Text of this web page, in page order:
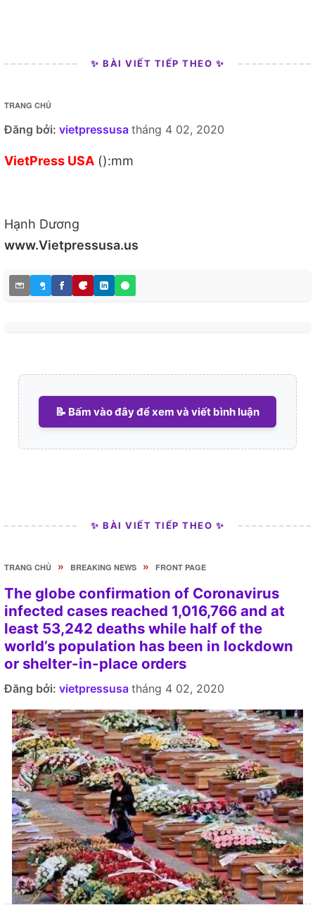
✨ BÀI VIẾT TIẾP THEO ✨
TRANG CHỦ
Đăng bởi: vietpressusa tháng 4 02, 2020
VietPress USA ():mm
Hạnh Dương
www.Vietpressusa.us
📝 Bấm vào đây để xem và viết bình luận
✨ BÀI VIẾT TIẾP THEO ✨
TRANG CHỦ » BREAKING NEWS » FRONT PAGE
The globe confirmation of Coronavirus
infected cases reached 1,016,766 and at
least 53,242 deaths while half of the
world’s population has been in lockdown
or shelter-in-place orders
Đăng bởi: vietpressusa tháng 4 02, 2020